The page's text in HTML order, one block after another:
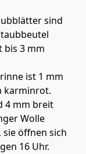
sind
bis 3 mm
ist 1 mm
karminrot.
4 mm breit
Wolle
öffnen sich
16 Uhr.